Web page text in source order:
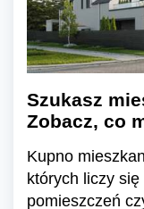
Szukasz
Zobacz, co
Kupno
których liczy się
pomieszczeń